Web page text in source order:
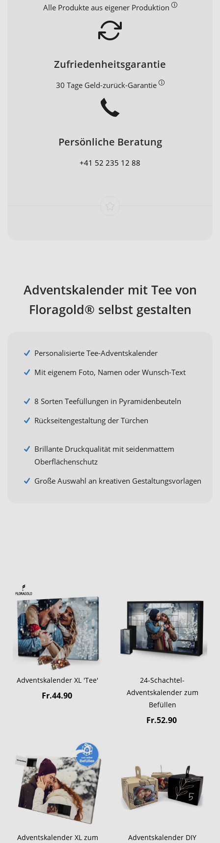
Alle Produkte aus eigener Produktion
Zufriedenheitsgarantie
30 Tage Geld-zurück-Garantie
Persönliche Beratung
+41 52 235 12 88
Adventskalender mit Tee von
Floragold® selbst gestalten
Personalisierte Tee-Adventskalender
Mit eigenem Foto, Namen oder Wunsch-Text
8 Sorten Teefüllungen in Pyramidenbeuteln
Rückseitengestaltung der Türchen
Brillante Druckqualität mit seidenmattem
Oberflächenschutz
Große Auswahl an kreativen Gestaltungsvorlagen
Adventskalender XL 'Tee'
Fr.44.90
24-Schachtel-
Adventskalender zum
Befüllen
Fr.52.90
Adventskalender XL zum Adventskalender DIY